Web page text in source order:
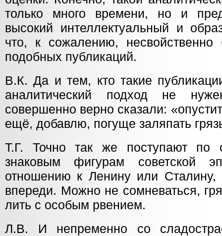
только много времени, но и
высокий интеллектуальный и
что, к сожалению, несвойственно
подобных публикаций.
В.К. Да и тем, кто такие
аналитический подход не
совершенно верно сказали:
ещё, добавлю, погуще заляпать
Т.Г. Точно так же поступают по
знаковым фигурам советской
отношению к Ленину или
впереди. Можно не сомневаться,
лить с особым рвением.
Л.В. И непременно со